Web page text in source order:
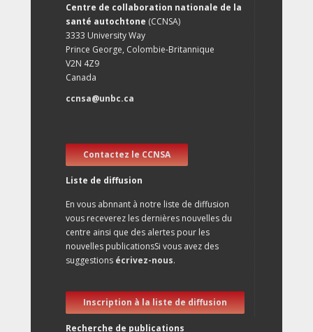
Centre de collaboration nationale de la
santé autochtone (CCNSA)
3333 University Way
Prince George, Colombie-Britannique
V2N 4Z9
Canada
ccnsa@unbc.ca
Contactez le CCNSA
Liste de diffusion
En vous abnnant à notre liste de diffusion
vous receverez les dernières nouvelles du
centre ainsi que des alertes pour les
nouvelles publicationsSi vous avez des
suggestions écrivez-nous.
Inscription à la liste de diffusion
Recherche de publications